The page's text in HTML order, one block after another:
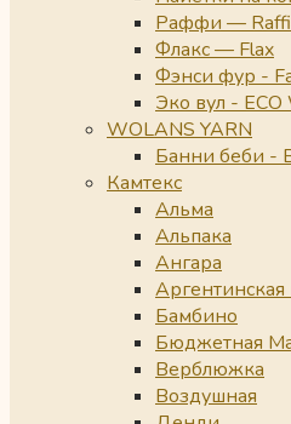
Раффи —
Флакс — Flax
Фэнси фур -
Эко вул - ECO
WOLANS YARN
Банни беби -
Камтекс
Альма
Альпака
Ангара
Аргентинская
Бамбино
Бюджетная
Верблюжка
Воздушная